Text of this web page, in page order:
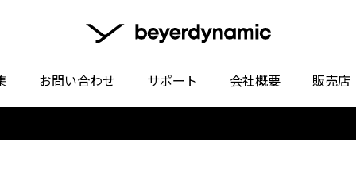
お問い合わせ サポート 会社概要 販売店